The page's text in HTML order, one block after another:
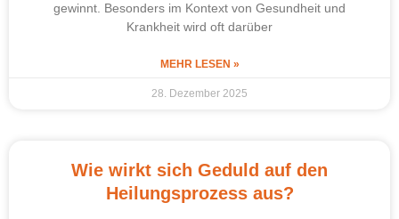
gewinnt. Besonders im Kontext von Gesundheit und
Krankheit wird oft darüber
MEHR LESEN »
28. Dezember 2025
Wie wirkt sich Geduld auf den
Heilungsprozess aus?